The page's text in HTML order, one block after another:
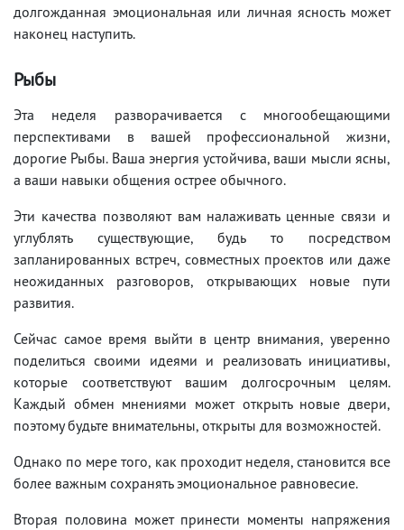
долгожданная эмоциональная или личная ясность может
наконец наступить.
Рыбы
Эта неделя разворачивается с многообещающими
перспективами в вашей профессиональной жизни,
дорогие Рыбы. Ваша энергия устойчива, ваши мысли ясны,
а ваши навыки общения острее обычного.
Эти качества позволяют вам налаживать ценные связи и
углублять существующие, будь то посредством
запланированных встреч, совместных проектов или даже
неожиданных разговоров, открывающих новые пути
развития.
Сейчас самое время выйти в центр внимания, уверенно
поделиться своими идеями и реализовать инициативы,
которые соответствуют вашим долгосрочным целям.
Каждый обмен мнениями может открыть новые двери,
поэтому будьте внимательны, открыты для возможностей.
Однако по мере того, как проходит неделя, становится все
более важным сохранять эмоциональное равновесие.
Вторая половина может принести моменты напряжения